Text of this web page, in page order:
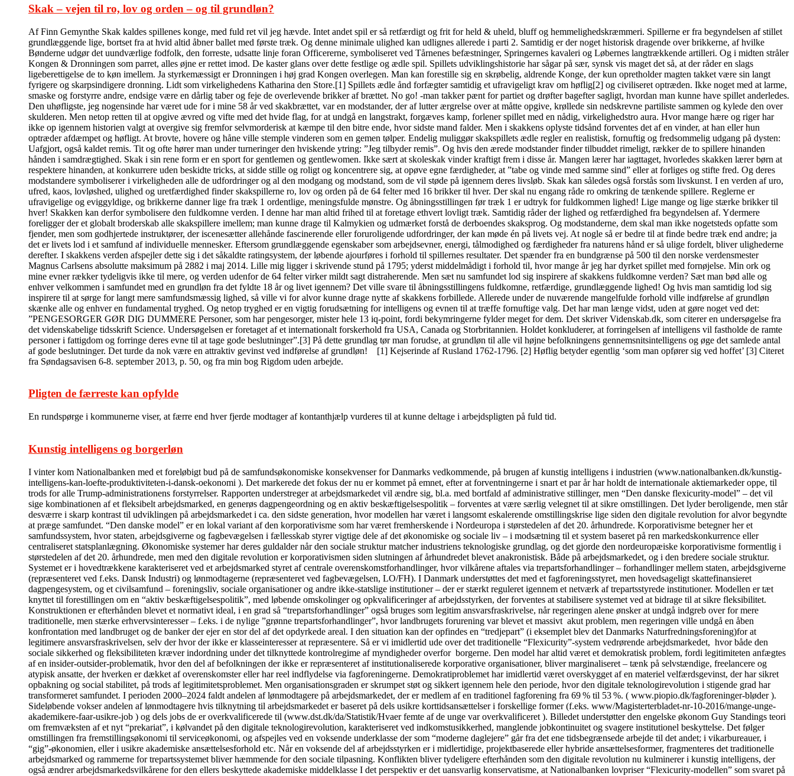
Skak – vejen til ro, lov og orden – og til grundløn?
Af Finn Gemynthe Skak kaldes spillenes konge, med fuld ret vil jeg hævde. Intet andet spil er så retfærdigt og frit for held & uheld, bluff og hemmelighedskræmmeri. Spillerne er fra begyndelsen af stillet
grundlæggende lige, bortset fra at hvid altid åbner ballet med første træk. Og denne minimale ulighed kan udlignes allerede i parti 2. Samtidig er der noget historisk dragende over brikkerne, af hvilke
Bønderne udgør det uundværlige fodfolk, den forreste, udsatte linje foran Officererne, symboliseret ved Tårnenes befæstninger, Springernes kavaleri og Løbernes langtrækkende artilleri. Og i midten stråler
Kongen & Dronningen som parret, alles øjne er rettet imod. De kaster glans over dette festlige og ædle spil. Spillets udviklingshistorie har sågar på sær, synsk vis maget det så, at der råder en slags
ligeberettigelse de to køn imellem. Ja styrkemæssigt er Dronningen i høj grad Kongen overlegen. Man kan forestille sig en skrøbelig, aldrende Konge, der kun opretholder magten takket være sin langt
fyrigere og skarpsindigere dronning. Lidt som virkelighedens Katharina den Store.[1] Spillets ædle ånd forfægter samtidig et ufravigeligt krav om høflig[2] og civiliseret optræden. Ikke noget med at larme,
smaske og forstyrre andre, endsige være en dårlig taber og feje de overlevende brikker af brættet. No go! -man takker pænt for partiet og drøfter bagefter sagligt, hvordan man kunne have spillet anderledes.
Den uhøfligste, jeg nogensinde har været ude for i mine 58 år ved skakbrættet, var en modstander, der af lutter ærgrelse over at måtte opgive, krøllede sin nedskrevne partiliste sammen og kylede den over
skulderen. Men netop retten til at opgive ævred og vifte med det hvide flag, for at undgå en langstrakt, forgæves kamp, forlener spillet med en nådig, virkelighedstro aura. Hvor mange hære og riger har
ikke op igennem historien valgt at overgive sig fremfor selvmorderisk at kæmpe til den bitre ende, hvor sidste mand falder. Men i skakkens oplyste tidsånd forventes det af en vinder, at han eller hun
optræder afdæmpet og høfligt. At brovte, hovere og håne ville stemple vinderen som en gemen tølper. Endelig muliggør skakspillets ædle regler en realistisk, fornuftig og fredsommelig udgang på dysten:
Uafgjort, også kaldet remis. Tit og ofte hører man under turneringer den hviskende ytring: ”Jeg tilbyder remis”. Og hvis den ærede modstander finder tilbuddet rimeligt, rækker de to spillere hinanden
hånden i samdrægtighed. Skak i sin rene form er en sport for gentlemen og gentlewomen. Ikke sært at skoleskak vinder kraftigt frem i disse år. Mangen lærer har iagttaget, hvorledes skakken lærer børn at
respektere hinanden, at konkurrere uden beskidte tricks, at sidde stille og roligt og koncentrere sig, at opøve egne færdigheder, at ”tabe og vinde med samme sind” eller at forliges og stifte fred. Og deres
modstandere symboliserer i virkeligheden alle de udfordringer og al den modgang og modstand, som de vil støde på igennem deres livsløb. Skak kan således også forstås som livskunst. I en verden af uro,
ufred, kaos, lovløshed, ulighed og uretfærdighed finder skakspillerne ro, lov og orden på de 64 felter med 16 brikker til hver. Der skal nu engang råde ro omkring de tænkende spillere. Reglerne er
ufravigelige og eviggyldige, og brikkerne danner lige fra træk 1 ordentlige, meningsfulde mønstre. Og åbningsstillingen før træk 1 er udtryk for fuldkommen lighed! Lige mange og lige stærke brikker til
hver! Skakken kan derfor symbolisere den fuldkomne verden. I denne har man altid frihed til at foretage ethvert lovligt træk. Samtidig råder der lighed og retfærdighed fra begyndelsen af. Ydermere
foreligger der et globalt broderskab alle skakspillere imellem; man kunne drage til Kalmykien og udmærket forstå de derboendes skaksprog. Og modstanderne, dem skal man ikke nogetsteds opfatte som
fjender, men som godhjertede instruktører, der iscenesætter allehånde fascinerende eller foruroligende udfordringer, der kan møde én på livets vej. At nogle så er bedre til at finde bedre træk end andre; ja
det er livets lod i et samfund af individuelle mennesker. Eftersom grundlæggende egenskaber som arbejdsevner, energi, tålmodighed og færdigheder fra naturens hånd er så ulige fordelt, bliver ulighederne
derefter. I skakkens verden afspejler dette sig i det såkaldte ratingsystem, der løbende ajourføres i forhold til spillernes resultater. Det spænder fra en bundgrænse på 500 til den norske verdensmester
Magnus Carlsens absolutte maksimum på 2882 i maj 2014. Lille mig ligger i skrivende stund på 1795; yderst middelmådigt i forhold til, hvor mange år jeg har dyrket spillet med fornøjelse. Min ork og
mine evner rækker tydeligvis ikke til mere, og verden udenfor de 64 felter virker mildt sagt distraherende. Men sæt nu samfundet lod sig inspirere af skakkens fuldkomne verden? Sæt man bød alle og
enhver velkommen i samfundet med en grundløn fra det fyldte 18 år og livet igennem? Det ville svare til åbningsstillingens fuldkomne, retfærdige, grundlæggende lighed! Og hvis man samtidig lod sig
inspirere til at sørge for langt mere samfundsmæssig lighed, så ville vi for alvor kunne drage nytte af skakkens forbillede. Allerede under de nuværende mangelfulde forhold ville indførelse af grundløn
skænke alle og enhver en fundamental tryghed. Og netop tryghed er en vigtig forudsætning for intelligens og evnen til at træffe fornuftige valg. Det har man længe vidst, uden at gøre noget ved det:
”PENGESORGER GØR DIG DUMMERE Personer, som har pengesorger, mister hele 13 iq-point, fordi bekymringerne fylder meget for dem. Det skriver Videnskab.dk, som citerer en undersøgelse fra
det videnskabelige tidsskrift Science. Undersøgelsen er foretaget af et internationalt forskerhold fra USA, Canada og Storbritannien. Holdet konkluderer, at forringelsen af intelligens vil fastholde de ramte
personer i fattigdom og forringe deres evne til at tage gode beslutninger”.[3] På dette grundlag tør man forudse, at grundløn til alle vil højne befolkningens gennemsnitsintelligens og øge det samlede antal
af gode beslutninger. Det turde da nok være en attraktiv gevinst ved indførelse af grundløn! [1] Kejserinde af Rusland 1762-1796. [2] Høflig betyder egentlig ‘som man opfører sig ved hoffet’ [3] Citeret
fra Søndagsavisen 6-8. september 2013, p. 50, og fra min bog Rigdom uden arbejde.
Pligten de færreste kan opfylde
En rundspørge i kommunerne viser, at færre end hver fjerde modtager af kontanthjælp vurderes til at kunne deltage i arbejdspligten på fuld tid.
Kunstig intelligens og borgerløn
I vinter kom Nationalbanken med et foreløbigt bud på de samfundsøkonomiske konsekvenser for Danmarks vedkommende, på brugen af kunstig intelligens i industrien (www.nationalbanken.dk/kunstig-
intelligens-kan-loefte-produktiviteten-i-dansk-oekonomi ). Det markerede det fokus der nu er kommet på emnet, efter at forventningerne i snart et par år har holdt de internationale aktiemarkeder oppe, til
trods for alle Trump-administrationens forstyrrelser. Rapporten understreger at arbejdsmarkedet vil ændre sig, bl.a. med bortfald af administrative stillinger, men “Den danske flexicurity-model” – det vil
sige kombinationen af et fleksibelt arbejdsmarked, en generøs dagpengeordning og en aktiv beskæftigelsespolitik – forventes at være særlig velegnet til at sikre omstillingen. Det lyder beroligende, men står
desværre i skarp kontrast til udviklingen på arbejdsmarkedet i ca. den sidste generation, hvor modellen har været i langsomt eskalerende omstillingskrise lige siden den digitale revolution for alvor begyndte
at præge samfundet. “Den danske model” er en lokal variant af den korporativisme som har været fremherskende i Nordeuropa i størstedelen af det 20. århundrede. Korporativisme betegner her et
samfundssystem, hvor staten, arbejdsgiverne og fagbevægelsen i fællesskab styrer vigtige dele af det økonomiske og sociale liv – i modsætning til et system baseret på ren markedskonkurrence eller
centraliseret statsplanlægning. Økonomiske systemer har deres guldalder når den sociale struktur matcher industriens teknologiske grundlag, og det gjorde den nordeuropæiske korporativisme formentlig i
størstedelen af det 20. århundrede, men med den digitale revolution er korporativismen siden slutningen af århundredet blevet anakronistisk. Både på arbejdsmarkedet, og i den bredere sociale struktur.
Systemet er i hovedtrækkene karakteriseret ved et arbejdsmarked styret af centrale overenskomstforhandlinger, hvor vilkårene aftales via trepartsforhandlinger – forhandlinger mellem staten, arbejdsgiverne
(repræsenteret ved f.eks. Dansk Industri) og lønmodtagerne (repræsenteret ved fagbevægelsen, LO/FH). I Danmark understøttes det med et fagforeningsstyret, men hovedsageligt skattefinansieret
dagpengesystem, og et civilsamfund – foreningsliv, sociale organisationer og andre ikke-statslige institutioner – der er stærkt reguleret igennem et netværk af trepartsstyrede institutioner. Modellen er tæt
knyttet til forestillingen om en “aktiv beskæftigelsespolitik”, med løbende omskolinger og opkvalificeringer af arbejdsstyrken, der forventes at stabilisere systemet ved at bidrage til at sikre fleksibilitet.
Konstruktionen er efterhånden blevet et normativt ideal, i en grad så “trepartsforhandlinger” også bruges som legitim ansvarsfraskrivelse, når regeringen alene ønsker at undgå indgreb over for mere
traditionelle, men stærke erhvervsinteresser – f.eks. i de nylige ”grønne trepartsforhandlinger”, hvor landbrugets forurening var blevet et massivt akut problem, men regeringen ville undgå en åben
konfrontation med landbruget og de banker der ejer en stor del af det opdyrkede areal. I den situation kan der opfindes en “tredjepart” (i eksemplet blev det Danmarks Naturfredningsforening)for at
legitimere ansvarsfraskrivelsen, selv der hvor der ikke er klasseinteresser at repræsentere. Så er vi imidlertid ude over det traditionelle “Flexicurity”-system vedrørende arbejdsmarkedet, hvor både den
sociale sikkerhed og fleksibiliteten kræver indordning under det tilknyttede kontrolregime af myndigheder overfor borgerne. Den model har altid været et demokratisk problem, fordi legitimiteten anfægtes
af en insider-outsider-problematik, hvor den del af befolkningen der ikke er repræsenteret af institutionaliserede korporative organisationer, bliver marginaliseret – tænk på selvstændige, freelancere og
atypisk ansatte, der hverken er dækket af overenskomster eller har reel indflydelse via fagforeningerne. Demokratiproblemet har imidlertid været overskygget af en materiel velfærdsgevinst, der har sikret
opbakning og social stabilitet, på trods af legitimitetsproblemet. Men organisationsgraden er skrumpet støt og sikkert igennem hele den periode, hvor den digitale teknologirevolution i stigende grad har
transformeret samfundet. I perioden 2000–2024 faldt andelen af lønmodtagere på arbejdsmarkedet, der er medlem af en traditionel fagforening fra 69 % til 53 %. ( www.piopio.dk/fagforeninger-bløder ).
Sideløbende vokser andelen af lønmodtagere hvis tilknytning til arbejdsmarkedet er baseret på dels usikre korttidsansættelser i forskellige former (f.eks. www/Magisterterbladet-nr-10-2016/mange-unge-
akademikere-faar-usikre-job ) og dels jobs de er overkvalificerede til (www.dst.dk/da/Statistik/Hvaer femte af de unge var overkvalificeret ). Billedet understøtter den engelske økonom Guy Standings teori
om fremvæksten af et nyt “prekariat”, i kølvandet på den digitale teknologirevolution, karakteriseret ved indkomstusikkerhed, manglende jobkontinuitet og svagere institutionel beskyttelse. Det følger
omstillingen fra fremstillingsøkonomi til serviceøkonomi, og afspejles ved en voksende underklasse der som “moderne daglejere” går fra det ene tidsbegrænsede arbejde til det andet; i vikarbureauer, i
“gig”-økonomien, eller i usikre akademiske ansættelsesforhold etc. Når en voksende del af arbejdsstyrken er i midlertidige, projektbaserede eller hybride ansættelsesformer, fragmenteres det traditionelle
arbejdsmarked og rammerne for trepartssystemet bliver hæmmende for den sociale tilpasning. Konflikten bliver tydeligere efterhånden som den digitale revolution nu kulminerer i kunstig intelligens, der
også ændrer arbejdsmarkedsvilkårene for den ellers beskyttede akademiske middelklasse I det perspektiv er det uansvarlig konservatisme, at Nationalbanken lovpriser “Flexicurity-modellen” som svaret på